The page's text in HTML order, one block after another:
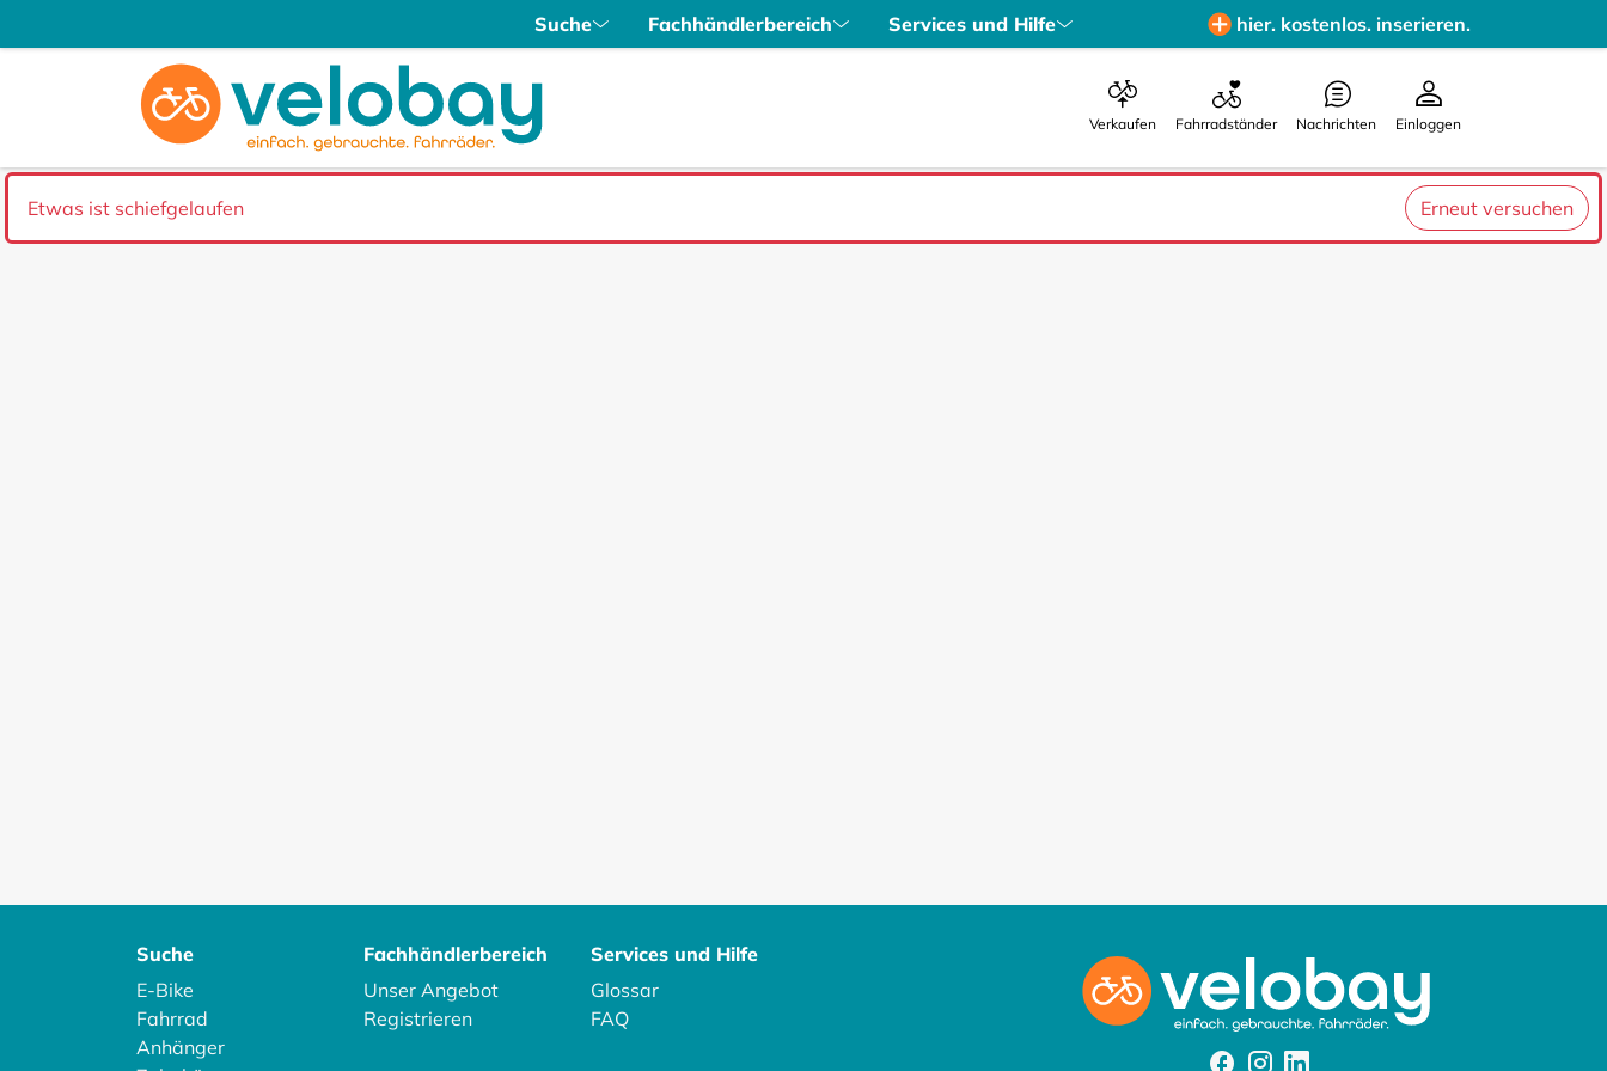
Suche Fachhändlerbereich Services und Hilfe hier. kostenlos. inserieren.
Verkaufen Fahrradständer Nachrichten Einloggen
Etwas ist schiefgelaufen Erneut versuchen
Suche
E-Bike
Fahrrad
Anhänger
Fachhändlerbereich
Unser Angebot
Registrieren
Services und Hilfe
Glossar
FAQ
FacebookInstagram